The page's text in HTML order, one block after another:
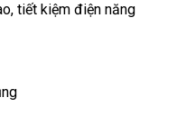
tiết kiệm điện năng